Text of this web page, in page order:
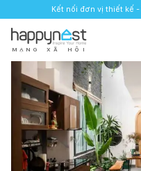
Kết nối đơn vị thiết kế
M Ạ N G X Ã H Ộ I